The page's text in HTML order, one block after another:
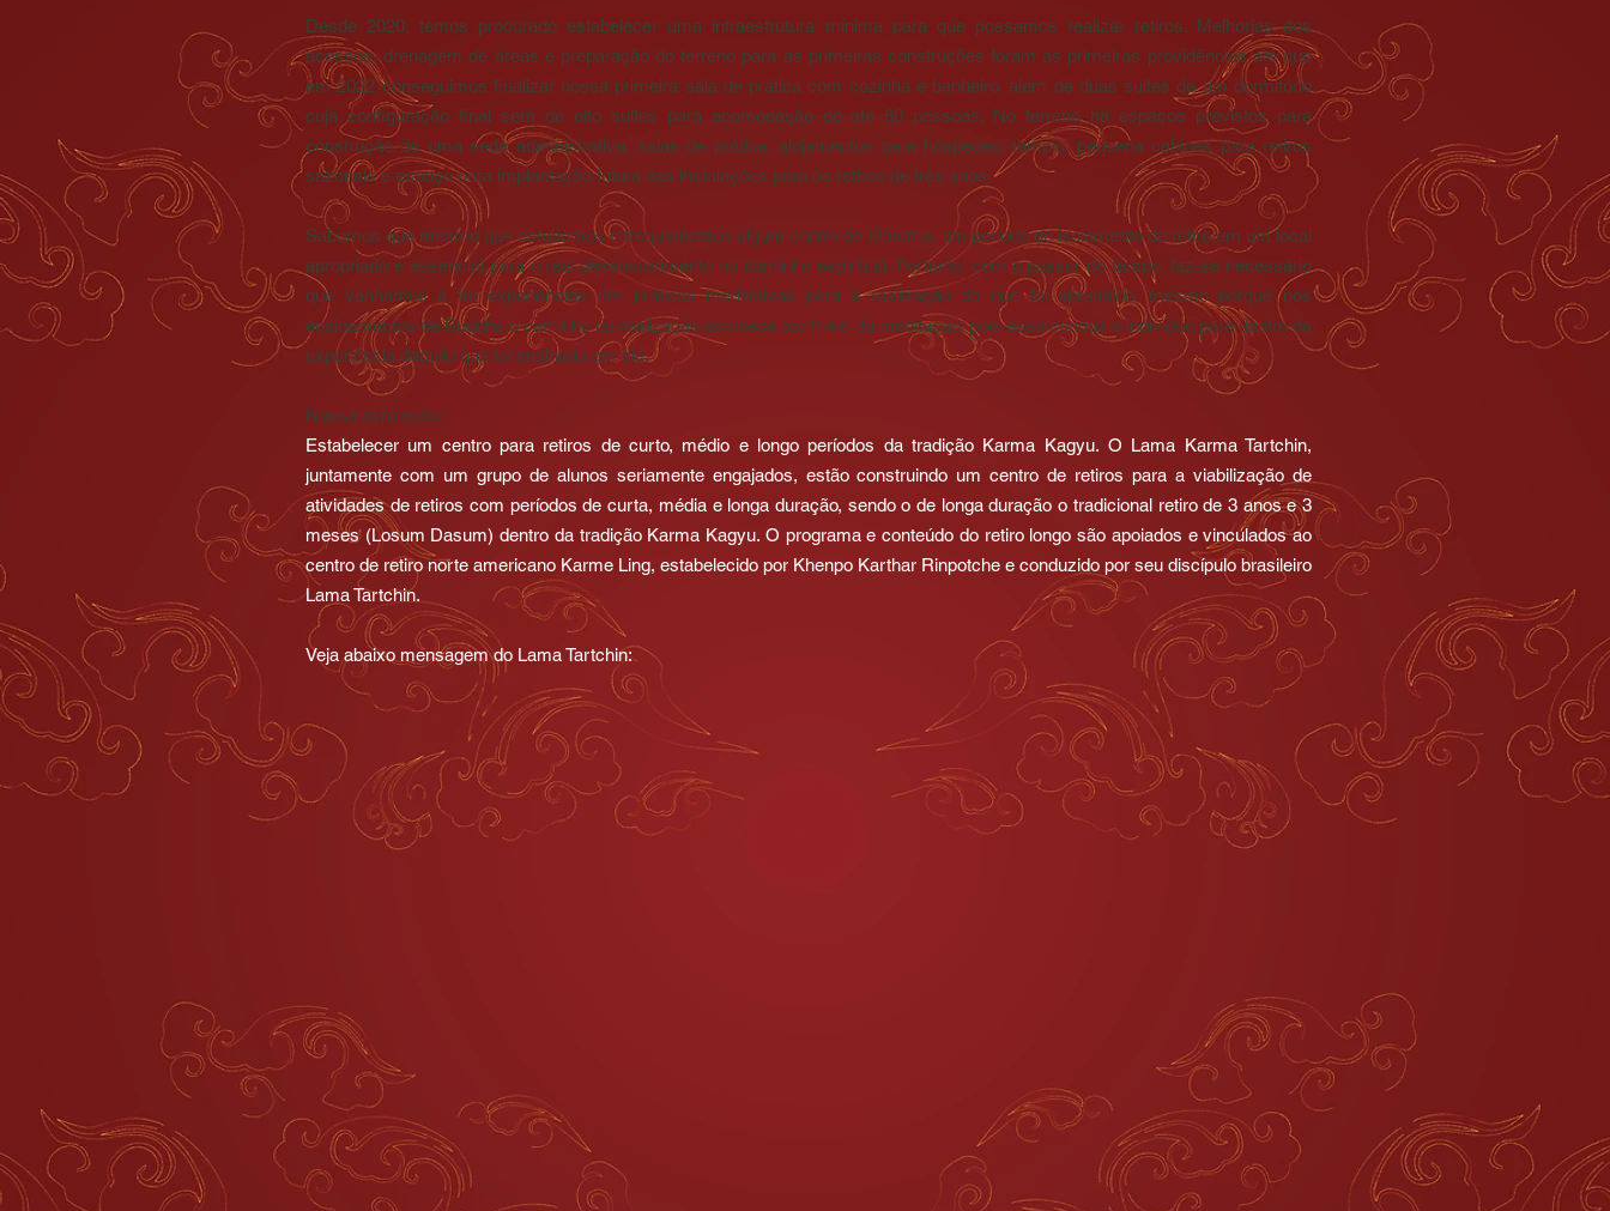
Desde 2020, temos procurado estabelecer uma infraestrutura mínima para que possamos realizar retiros. Melhorias dos
acessos, drenagem de áreas e preparação do terreno para as primeiras construções foram as primeiras providências até que
em 2022 conseguimos finalizar nossa primeira sala de prática com cozinha e banheiro, além de duas suítes de um dormitório
cuja configuração final será de oito suítes para acomodação de até 60 pessoas. No terreno há espaços previstos para
construção de uma sede administrativa, salas de prática, alojamentos para hóspedes, templo, pequena cabines para retiros
sazonais e espaço para implantação futura das instalações para os retiros de três anos.
Sabemos que mesmo que estudemos e frequentemos algum centro de Dharma, um período de isolamento de retiro em um local
apropriado é essencial para o real desenvolvimento no caminho espiritual. Portanto, com o passar do tempo, faz-se necessário
que venhamos a ter experiências em práticas meditativas para a realização do que foi aprendido, mesmo porque nos
ensinamentos de Buddha o caminho da realização acontece por meio da meditação, pois essa conduz o indivíduo para dentro da
experiência daquilo que foi ensinado por ele.
Nossa aspiração:
Estabelecer um centro para retiros de curto, médio e longo períodos da tradição Karma Kagyu. O Lama Karma Tartchin,
juntamente com um grupo de alunos seriamente engajados, estão construindo um centro de retiros para a viabilização de
atividades de retiros com períodos de curta, média e longa duração, sendo o de longa duração o tradicional retiro de 3 anos e 3
meses (Losum Dasum) dentro da tradição Karma Kagyu. O programa e conteúdo do retiro longo são apoiados e vinculados ao
centro de retiro norte americano Karme Ling, estabelecido por Khenpo Karthar Rinpotche e conduzido por seu discípulo brasileiro
Lama Tartchin.
Veja abaixo mensagem do Lama Tartchin: